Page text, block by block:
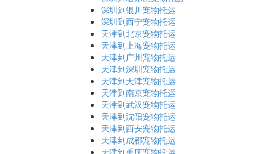
深圳到银川宠物托运
深圳到西宁宠物托运
天津到北京宠物托运
天津到上海宠物托运
天津到广州宠物托运
天津到深圳宠物托运
天津到天津宠物托运
天津到南京宠物托运
天津到武汉宠物托运
天津到沈阳宠物托运
天津到西安宠物托运
天津到成都宠物托运
天津到重庆宠物托运